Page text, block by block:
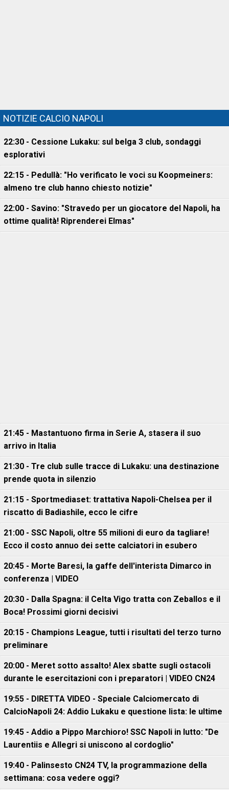
NOTIZIE CALCIO NAPOLI
22:30 - Cessione Lukaku: sul belga 3 club, sondaggi
esplorativi
22:15 - Pedullà: "Ho verificato le voci su Koopmeiners:
almeno tre club hanno chiesto notizie"
22:00 - Savino: "Stravedo per un giocatore del Napoli, ha
ottime qualità! Riprenderei Elmas"
21:45 - Mastantuono firma in Serie A, stasera il suo
arrivo in Italia
21:30 - Tre club sulle tracce di Lukaku: una destinazione
prende quota in silenzio
21:15 - Sportmediaset: trattativa Napoli-Chelsea per il
riscatto di Badiashile, ecco le cifre
21:00 - SSC Napoli, oltre 55 milioni di euro da tagliare!
Ecco il costo annuo dei sette calciatori in esubero
20:45 - Morte Baresi, la gaffe dell'interista Dimarco in
conferenza | VIDEO
20:30 - Dalla Spagna: il Celta Vigo tratta con Zeballos e il
Boca! Prossimi giorni decisivi
20:15 - Champions League, tutti i risultati del terzo turno
preliminare
20:00 - Meret sotto assalto! Alex sbatte sugli ostacoli
durante le esercitazioni con i preparatori | VIDEO CN24
19:55 - DIRETTA VIDEO - Speciale Calciomercato di
CalcioNapoli 24: Addio Lukaku e questione lista: le ultime
19:45 - Addio a Pippo Marchioro! SSC Napoli in lutto: "De
Laurentiis e Allegri si uniscono al cordoglio"
19:40 - Palinsesto CN24 TV, la programmazione della
settimana: cosa vedere oggi?